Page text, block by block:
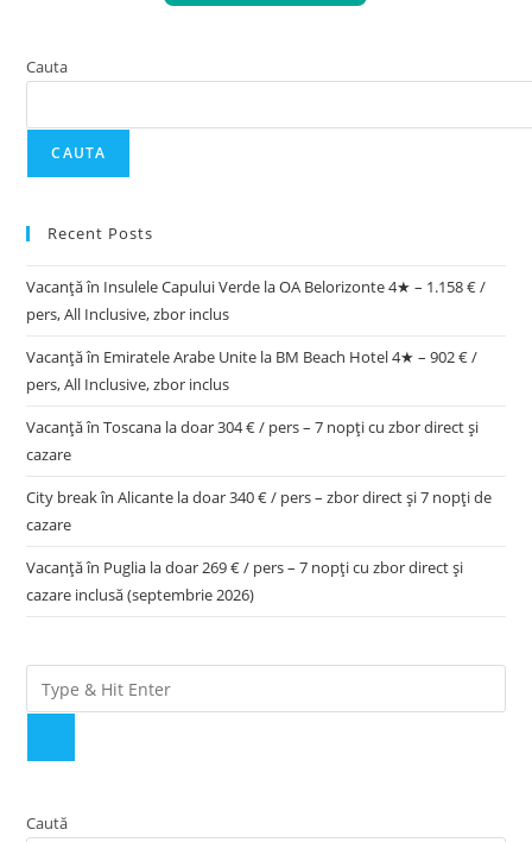
Cauta
CAUTA
Recent Posts
Vacanță în Insulele Capului Verde la OA Belorizonte 4★ – 1.158 € /
pers, All Inclusive, zbor inclus
Vacanță în Emiratele Arabe Unite la BM Beach Hotel 4★ – 902 € /
pers, All Inclusive, zbor inclus
Vacanță în Toscana la doar 304 € / pers – 7 nopți cu zbor direct și
cazare
City break în Alicante la doar 340 € / pers – zbor direct și 7 nopți de
cazare
Vacanță în Puglia la doar 269 € / pers – 7 nopți cu zbor direct și
cazare inclusă (septembrie 2026)
Caută